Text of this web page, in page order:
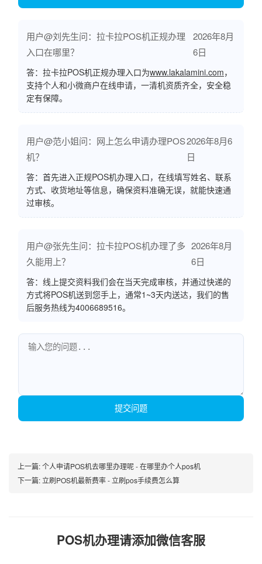
用户@刘先生问：拉卡拉POS机正规办理
入口在哪里？
2026年8月
6日
答：拉卡拉POS机正规办理入口为www.lakalamini.com，
支持个人和小微商户在线申请，一清机资质齐全，安全稳
定有保障。
用户@范小姐问：网上怎么申请办理POS
机？
2026年8月6
日
答：首先进入正规POS机办理入口，在线填写姓名、联系
方式、收货地址等信息，确保资料准确无误，就能快速通
过审核。
用户@张先生问：拉卡拉POS机办理了多
久能用上？
2026年8月
6日
答：线上提交资料我们会在当天完成审核，并通过快递的
方式将POS机送到您手上，通常1~3天内送达，我们的售
后服务热线为4006689516。
提交问题
上一篇:个人申请POS机去哪里办理呢 - 在哪里办个人pos机
下一篇: 立刷POS机最新费率 - 立刷pos手续费怎么算
POS机办理请添加微信客服